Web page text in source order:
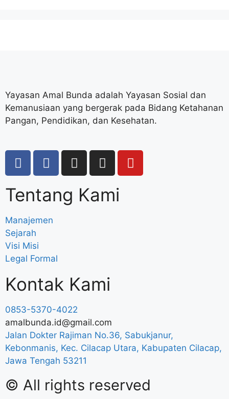
Yayasan Amal Bunda adalah Yayasan Sosial dan
Kemanusiaan yang bergerak pada Bidang Ketahanan
Pangan, Pendidikan, dan Kesehatan.
Tentang Kami
Manajemen
Sejarah
Visi Misi
Legal Formal
Kontak Kami
0853-5370-4022
amalbunda.id@gmail.com
Jalan Dokter Rajiman No.36, Sabukjanur,
Kebonmanis, Kec. Cilacap Utara, Kabupaten Cilacap,
Jawa Tengah 53211
© All rights reserved